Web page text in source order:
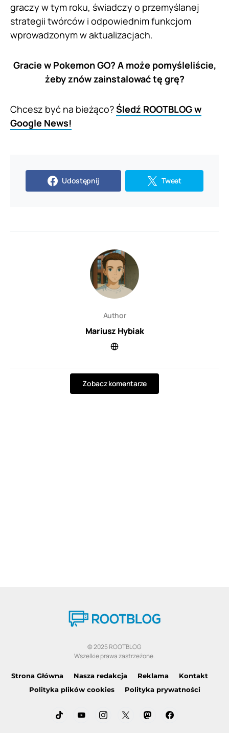
graczy w tym roku, świadczy o przemyślanej
strategii twórców i odpowiednim funkcjom
wprowadzonym w aktualizacjach.
Gracie w Pokemon GO? A może pomyśleliście,
żeby znów zainstalować tę grę?
Chcesz być na bieżąco?Śledź ROOTBLOG w
Google News!
Udostępnij Tweet
Author
Mariusz Hybiak
Zobacz komentarze
© 2025 ROOTBLOG
Wszelkie prawa zastrzeżone.
Strona Główna Nasza redakcja Reklama
Kontakt
Polityka plików cookies
Polityka prywatności